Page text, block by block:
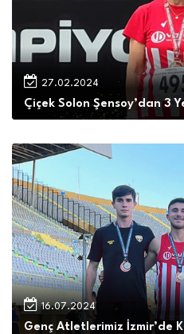
27.02.2024
Çiçek Solon Şensoy’dan 3
16.07.2024
Genç Atletlerimiz İzmir’de